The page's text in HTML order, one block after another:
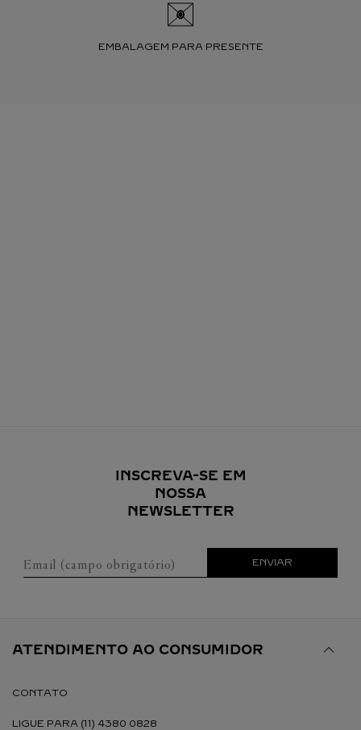
EMBALAGEM PARA PRESENTE
INSCREVA-SE EM
NOSSA
NEWSLETTER
Email (campo obrigatório) ENVIAR
ATENDIMENTO AO CONSUMIDOR
CONTATO
LIGUE PARA (11) 4380 0828